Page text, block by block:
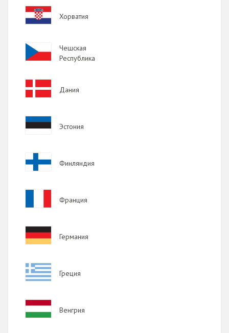
Image
Хорватия
Image
Чешская
Республика
Image
Дания
Image
Эстония
Image
Финляндия
Франция
Image
Германия
Image
Греция
Image
Венгрия